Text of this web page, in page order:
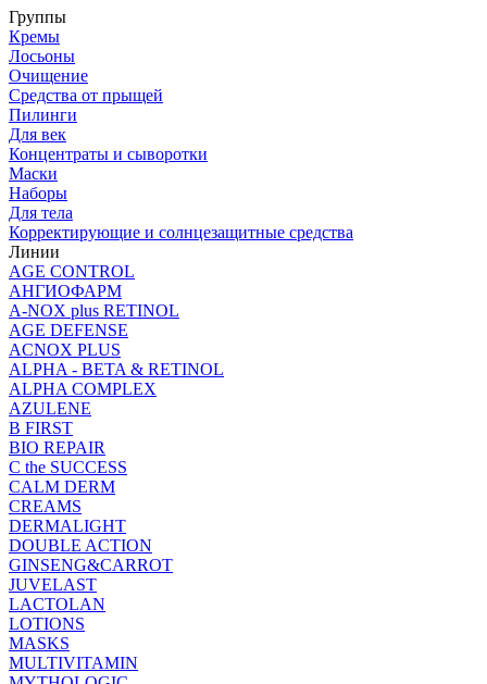
Группы
Кремы
Лосьоны
Очищение
Средства от прыщей
Пилинги
Для век
Концентраты и сыворотки
Маски
Наборы
Для тела
Корректирующие и солнцезащитные средства
Линии
AGE CONTROL
АНГИОФАРМ
A-NOX plus RETINOL
AGE DEFENSE
ACNOX PLUS
ALPHA - BETA & RETINOL
ALPHA COMPLEX
AZULENE
B FIRST
BIO REPAIR
C the SUCCESS
CALM DERM
CREAMS
DERMALIGHT
DOUBLE ACTION
GINSENG&CARROT
JUVELAST
LACTOLAN
LOTIONS
MASKS
MULTIVITAMIN